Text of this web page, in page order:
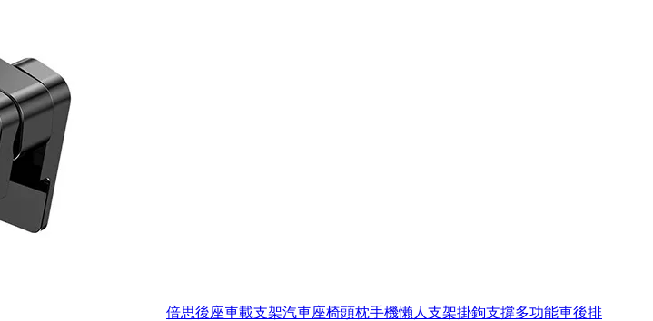
倍思後座車載支架汽車座椅頭枕手機懶人支架掛鉤支撐多功能車後排